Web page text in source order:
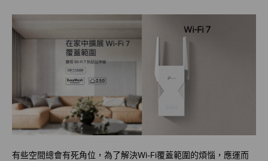
有些空間總會有死角位，為了解決Wi-Fi覆蓋範圍的煩惱，應運而